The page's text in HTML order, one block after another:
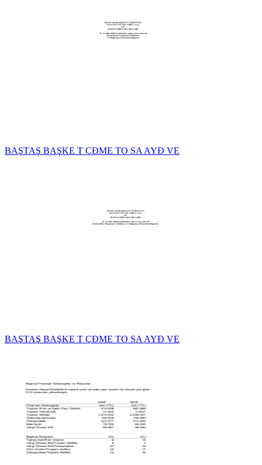
BAŞTAŞ BAŞKE T ÇĐME TO SA AYĐ VE
BAŞTAŞ BAŞKE T ÇĐME TO SA AYĐ VE